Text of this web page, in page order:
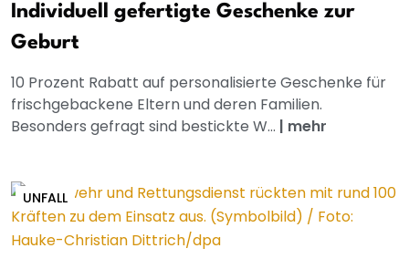
Individuell gefertigte Geschenke zur
Geburt
10 Prozent Rabatt auf personalisierte Geschenke für
frischgebackene Eltern und deren Familien.
Besonders gefragt sind bestickte W... | mehr
UNFALL